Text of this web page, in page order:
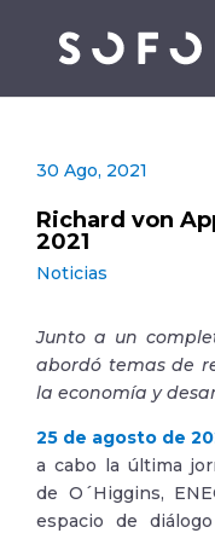
30 Ago, 2021
Richard von
2021
Noticias
Junto a un
abordó temas de
la economía y
25 de agosto de
a cabo la última
de O´Higgins,
espacio de